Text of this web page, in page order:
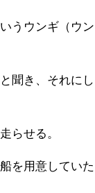
うウンギ（ウン
聞き、それにし
らせる。
を用意していた